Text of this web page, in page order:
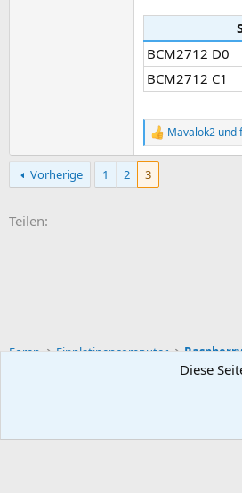
BCM2712 D0
BCM2712 C1
R
e
a
k
Mavalok2 und
Vorherige 1 2 3
Teilen:
Foren Einplatinencomputer
Diese